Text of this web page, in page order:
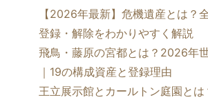
【2026年最新】危機遺産とは？
登録・解除をわかりやすく解説
飛鳥・藤原の宮都とは？2026年
｜19の構成資産と登録理由
王立展示館とカールトン庭園と